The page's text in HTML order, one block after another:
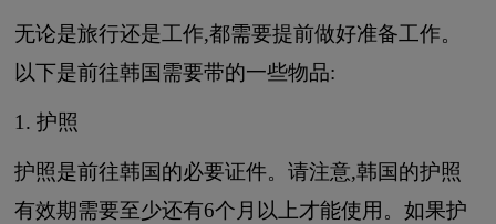
无论是旅行还是工作,都需要提前做好准备工作。
以下是前往韩国需要带的一些物品:
1. 护照
护照是前往韩国的必要证件。请注意,韩国的护照
有效期需要至少还有6个月以上才能使用。如果护